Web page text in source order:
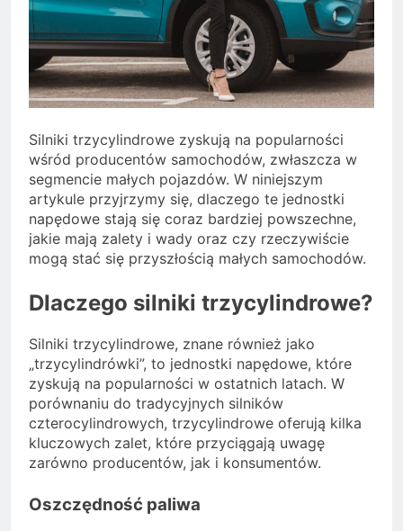
Silniki trzycylindrowe zyskują na popularności
wśród producentów samochodów, zwłaszcza w
segmencie małych pojazdów. W niniejszym
artykule przyjrzymy się, dlaczego te jednostki
napędowe stają się coraz bardziej powszechne,
jakie mają zalety i wady oraz czy rzeczywiście
mogą stać się przyszłością małych samochodów.
Dlaczego silniki trzycylindrowe?
Silniki trzycylindrowe, znane również jako
„trzycylindrówki”, to jednostki napędowe, które
zyskują na popularności w ostatnich latach. W
porównaniu do tradycyjnych silników
czterocylindrowych, trzycylindrowe oferują kilka
kluczowych zalet, które przyciągają uwagę
zarówno producentów, jak i konsumentów.
Oszczędność paliwa